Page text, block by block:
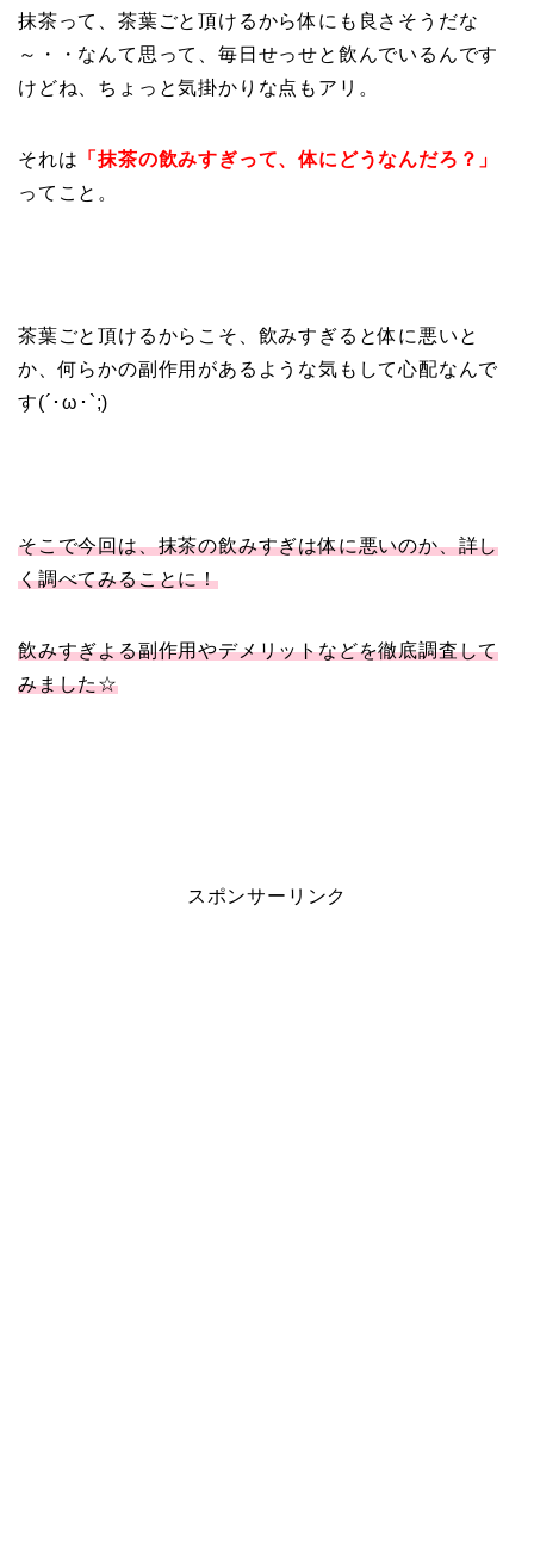
抹茶って、茶葉ごと頂けるから体にも良さそうだな
～・・なんて思って、毎日せっせと飲んでいるんです
けどね、ちょっと気掛かりな点もアリ。
それは 「抹茶の飲みすぎって、体にどうなんだろ？」
ってこと。
茶葉ごと頂けるからこそ、飲みすぎると体に悪いと
か、何らかの副作用があるような気もして心配なんで
す(´･ω･`;)
そこで今回は、抹茶の飲みすぎは体に悪いのか、詳し
く調べてみることに！
飲みすぎよる副作用やデメリットなどを徹底調査して
みました☆
スポンサーリンク